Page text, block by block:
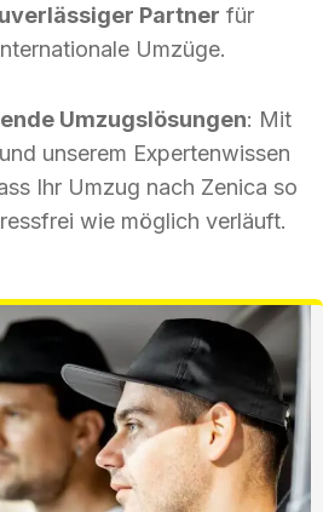
Partner für
Umzüge.
Umzugslösungen: Mit
unserem Expertenwissen
Ihr Umzug nach Zenica so
wie möglich verläuft.